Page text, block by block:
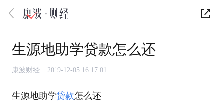
生源地助学贷款怎么还
康波财经 2019-12-05 16:17:01
生源地助学贷款怎么还